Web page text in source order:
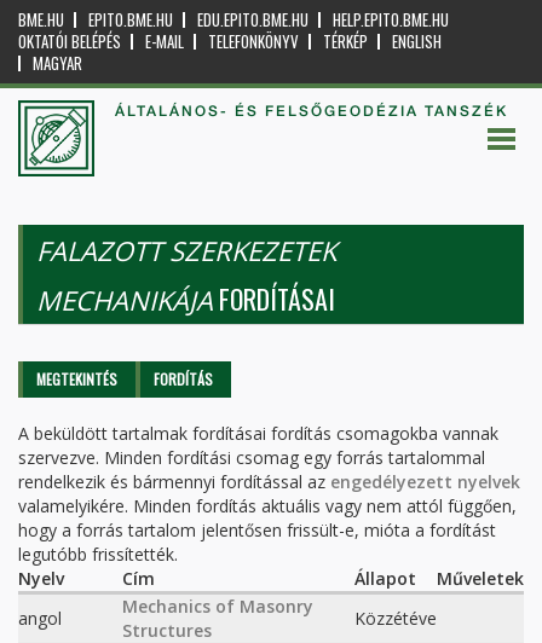
BME.HU EPITO.BME.HU EDU.EPITO.BME.HU
HELP.EPITO.BME.HU
OKTATÓI BELÉPÉS
E-MAIL TELEFONKÖNYV TÉRKÉP
ENGLISH
MAGYAR
ÁLTALÁNOS- ÉS FELSŐGEODÉZIA TANSZÉK
FALAZOTT SZERKEZETEK
MECHANIKÁJA FORDÍTÁSAI
Elsődleges fülek
MEGTEKINTÉS FORDÍTÁS
A beküldött tartalmak fordításai fordítás csomagokba vannak
szervezve. Minden fordítási csomag egy forrás tartalommal
rendelkezik és bármennyi fordítással az engedélyezett nyelvek
valamelyikére. Minden fordítás aktuális vagy nem attól függően,
hogy a forrás tartalom jelentősen frissült-e, mióta a fordítást
legutóbb frissítették.
Nyelv
Cím Állapot
Műveletek
angol
Mechanics of Masonry
Structures
Közzétéve